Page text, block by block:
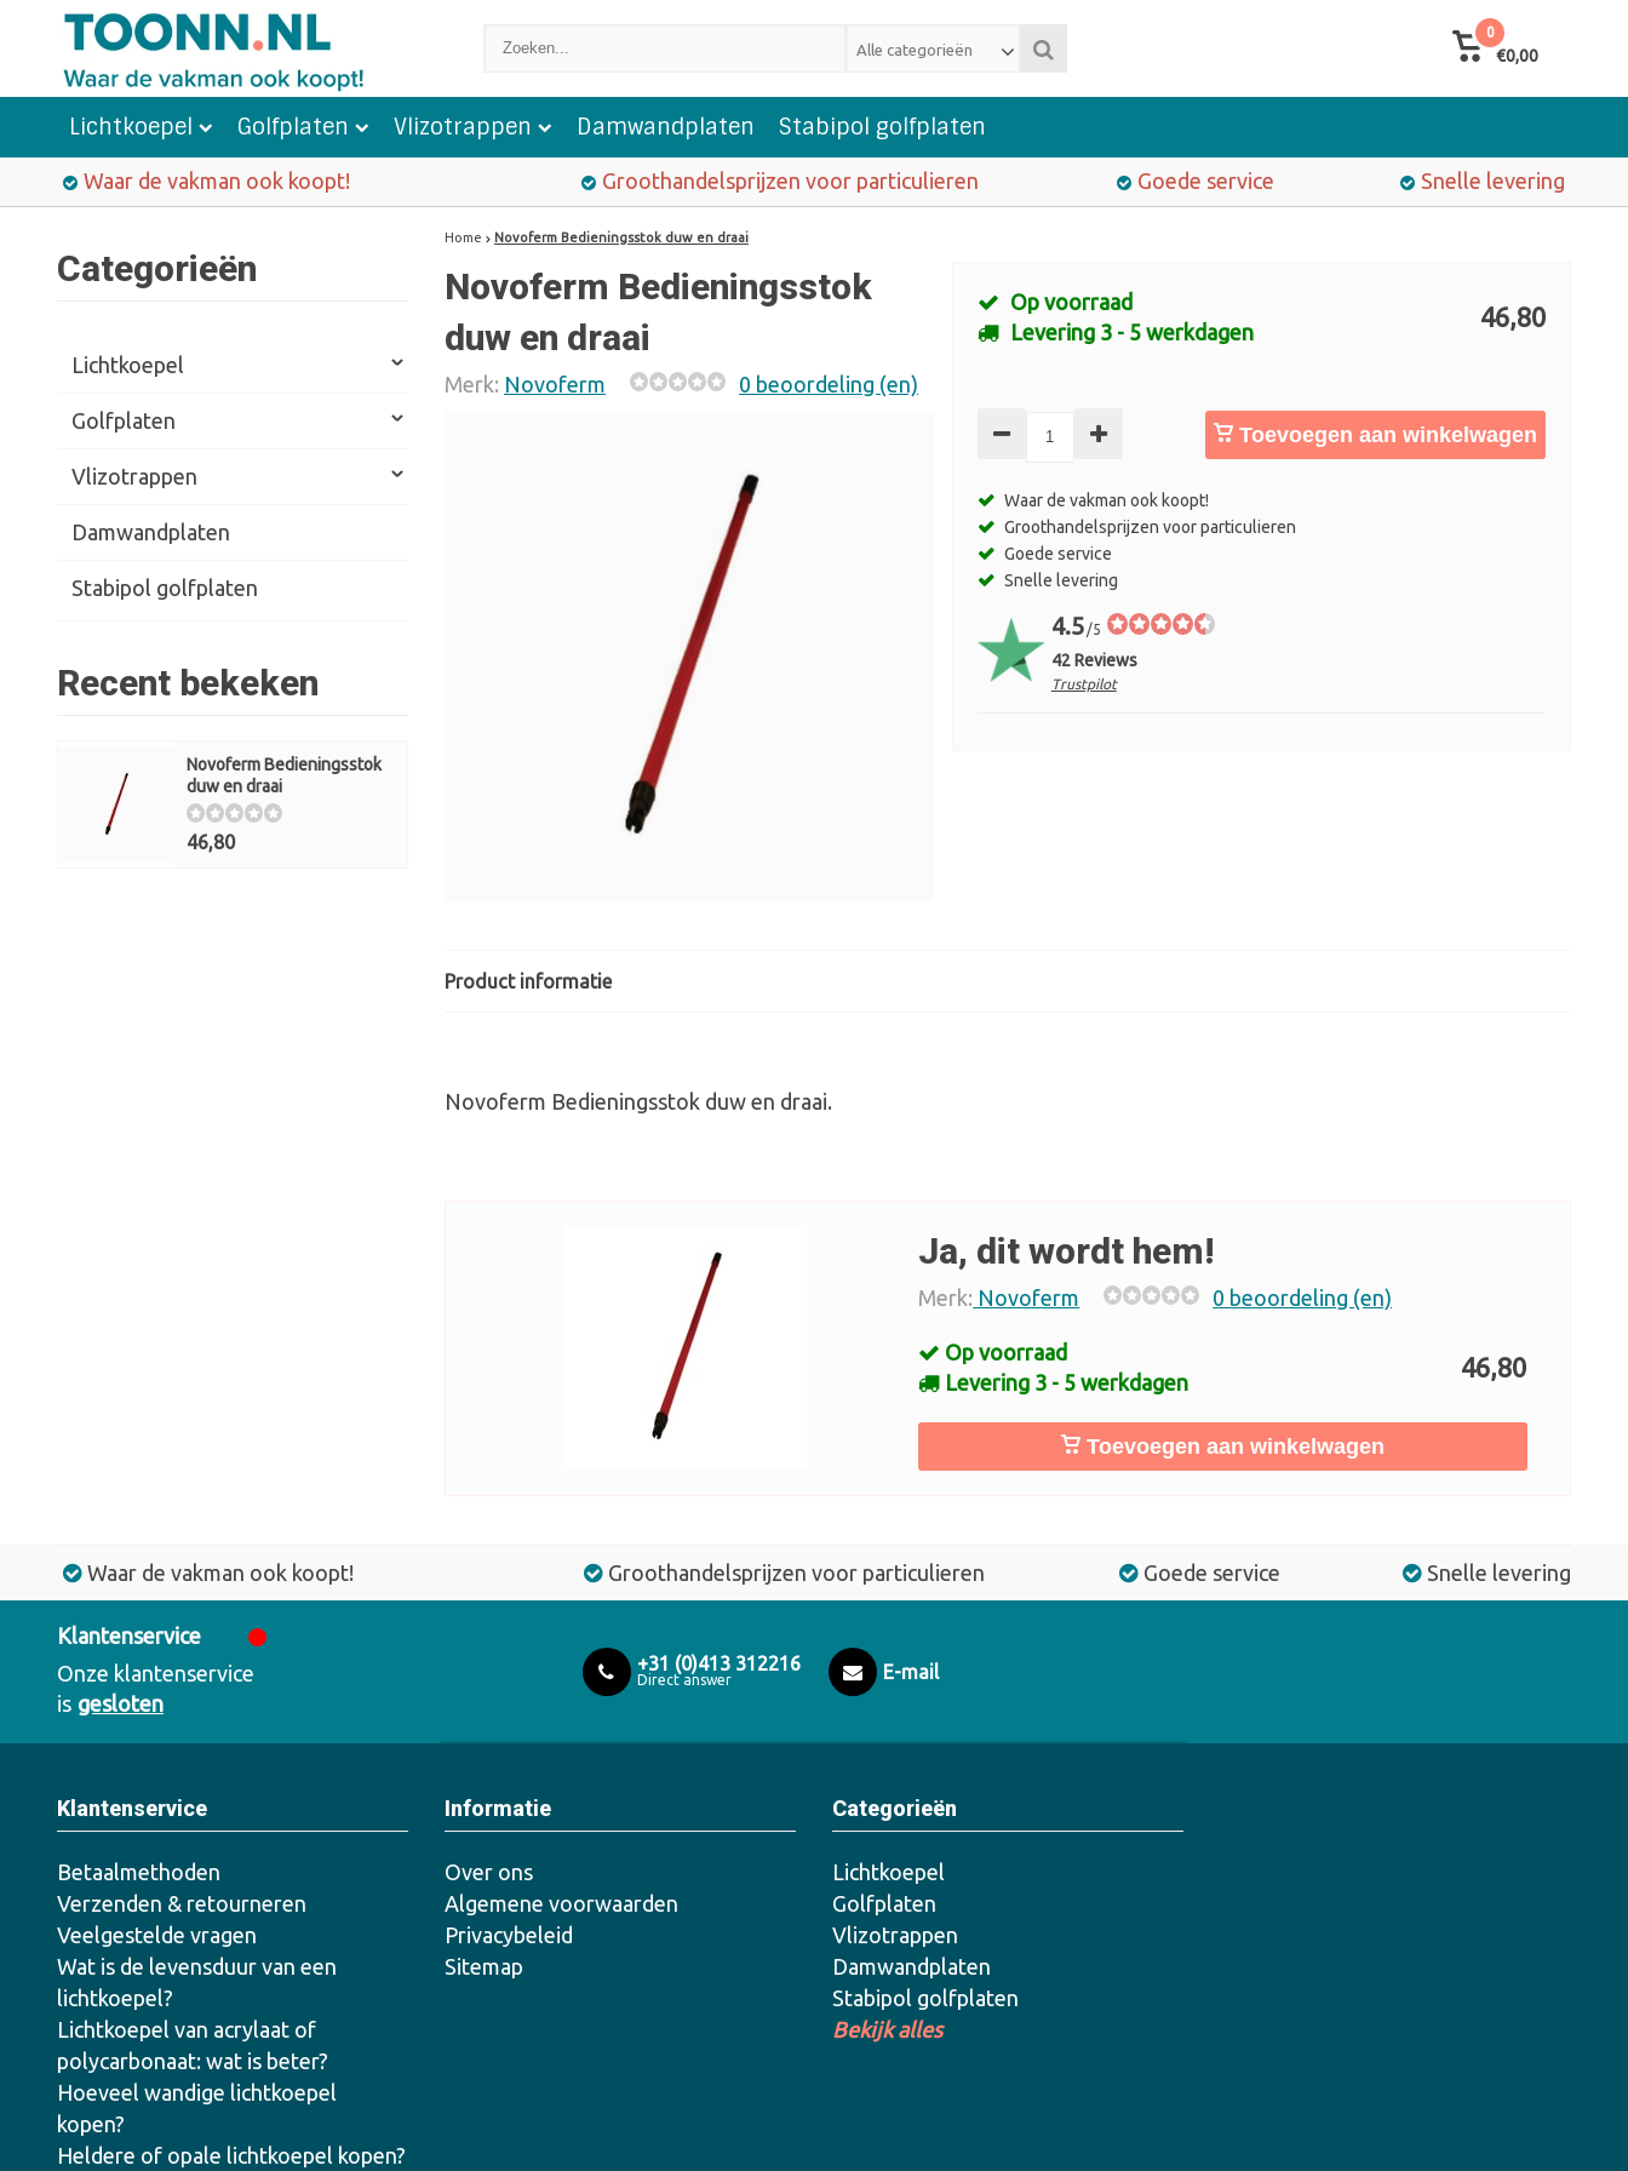
Alle categorieën
0
€0,00
Lichtkoepel Golfplaten Vlizotrappen Damwandplaten Stabipol golfplaten
Waar de vakman ook koopt! Groothandelsprijzen voor particulieren Goede service Snelle levering
Categorieën
Lichtkoepel
Golfplaten
Vlizotrappen
Damwandplaten
Stabipol golfplaten
Recent bekeken
Novoferm Bedieningsstok
duw en draai
46,80
Home Novoferm Bedieningsstok duw en draai
Novoferm Bedieningsstok
duw en draai
Merk: Novoferm 0 beoordeling (en)
Op voorraad
Levering 3 - 5 werkdagen
46,80
Toevoegen aan winkelwagen
Waar de vakman ook koopt!
Groothandelsprijzen voor particulieren
Goede service
Snelle levering
4.5 /5
42 Reviews
Trustpilot
Product informatie
Novoferm Bedieningsstok duw en draai.
Ja, dit wordt hem!
Merk: Novoferm 0 beoordeling (en)
Op voorraad
Levering 3 - 5 werkdagen
46,80
Toevoegen aan winkelwagen
Waar de vakman ook koopt! Groothandelsprijzen voor particulieren Goede service Snelle levering
Klantenservice
Onze klantenservice
is gesloten
+31 (0)413 312216
Direct answer E-mail
Klantenservice
Betaalmethoden
Verzenden & retourneren
Veelgestelde vragen
Wat is de levensduur van een
lichtkoepel?
Lichtkoepel van acrylaat of
polycarbonaat: wat is beter?
Hoeveel wandige lichtkoepel
kopen?
Heldere of opale lichtkoepel kopen?
Informatie
Over ons
Algemene voorwaarden
Privacybeleid
Sitemap
Categorieën
Lichtkoepel
Golfplaten
Vlizotrappen
Damwandplaten
Stabipol golfplaten
Bekijk alles